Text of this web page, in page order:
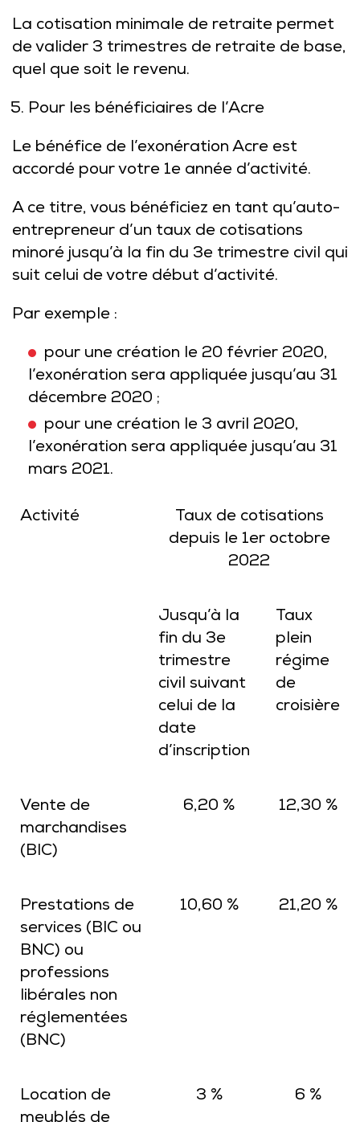
La cotisation minimale de retraite permet
de valider 3 trimestres de retraite de base,
quel que soit le revenu.
Pour les bénéficiaires de l’Acre
Le bénéfice de l’exonération Acre est
accordé pour votre 1e année d’activité.
A ce titre, vous bénéficiez en tant qu’auto-
entrepreneur d’un taux de cotisations
minoré jusqu’à la fin du 3e trimestre civil qui
suit celui de votre début d’activité.
Par exemple :
pour une création le 20 février 2020,
l’exonération sera appliquée jusqu’au 31
décembre 2020 ;
pour une création le 3 avril 2020,
l’exonération sera appliquée jusqu’au 31
mars 2021.
Activité
Taux de cotisations
depuis le 1er octobre
2022
Jusqu’à la
fin du 3e
trimestre
civil suivant
celui de la
date
d’inscription
Taux
plein
régime
de
croisière
Vente de
marchandises
(BIC)
6,20 % 12,30 %
Prestations de
services (BIC ou
BNC) ou
professions
libérales non
réglementées
(BNC)
10,60 % 21,20 %
Location de
3 % 6 %